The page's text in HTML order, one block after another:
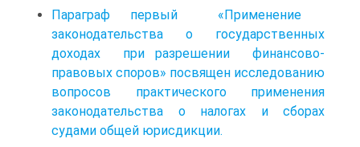
Параграф первый «Применение
законодательства о государственных
доходах при разрешении финансово-
правовых споров» посвящен исследованию
вопросов практического применения
законодательства о налогах и сборах
судами общей юрисдикции.